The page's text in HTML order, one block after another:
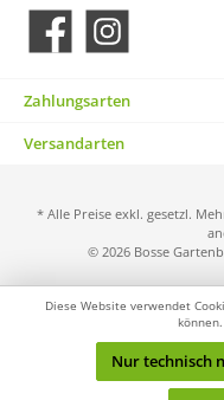
Facebook Instagram
Zahlungsarten
Versandarten
* Alle Preise exkl. gesetzl.
© 2026 Bosse
Diese Website verwendet
können.
Nur technisch